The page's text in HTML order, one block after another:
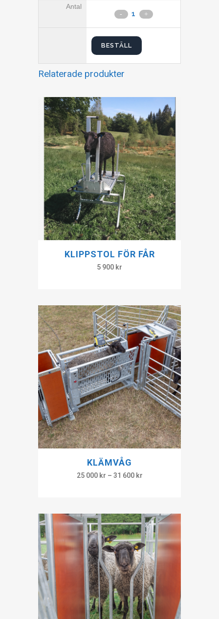
BESTÄLL
Relaterade produkter
KLIPPSTOL FÖR FÅR
5 900 kr
KLÄMVÅG
25 000 kr – 31 600 kr